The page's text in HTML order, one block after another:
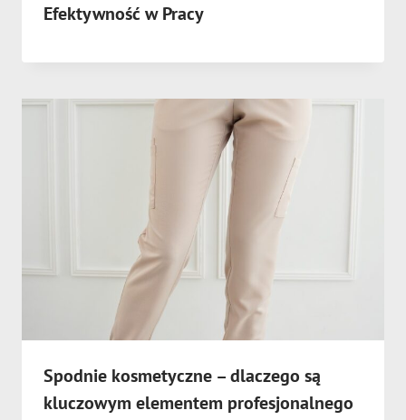
Efektywność w Pracy
Spodnie kosmetyczne – dlaczego są
kluczowym elementem profesjonalnego